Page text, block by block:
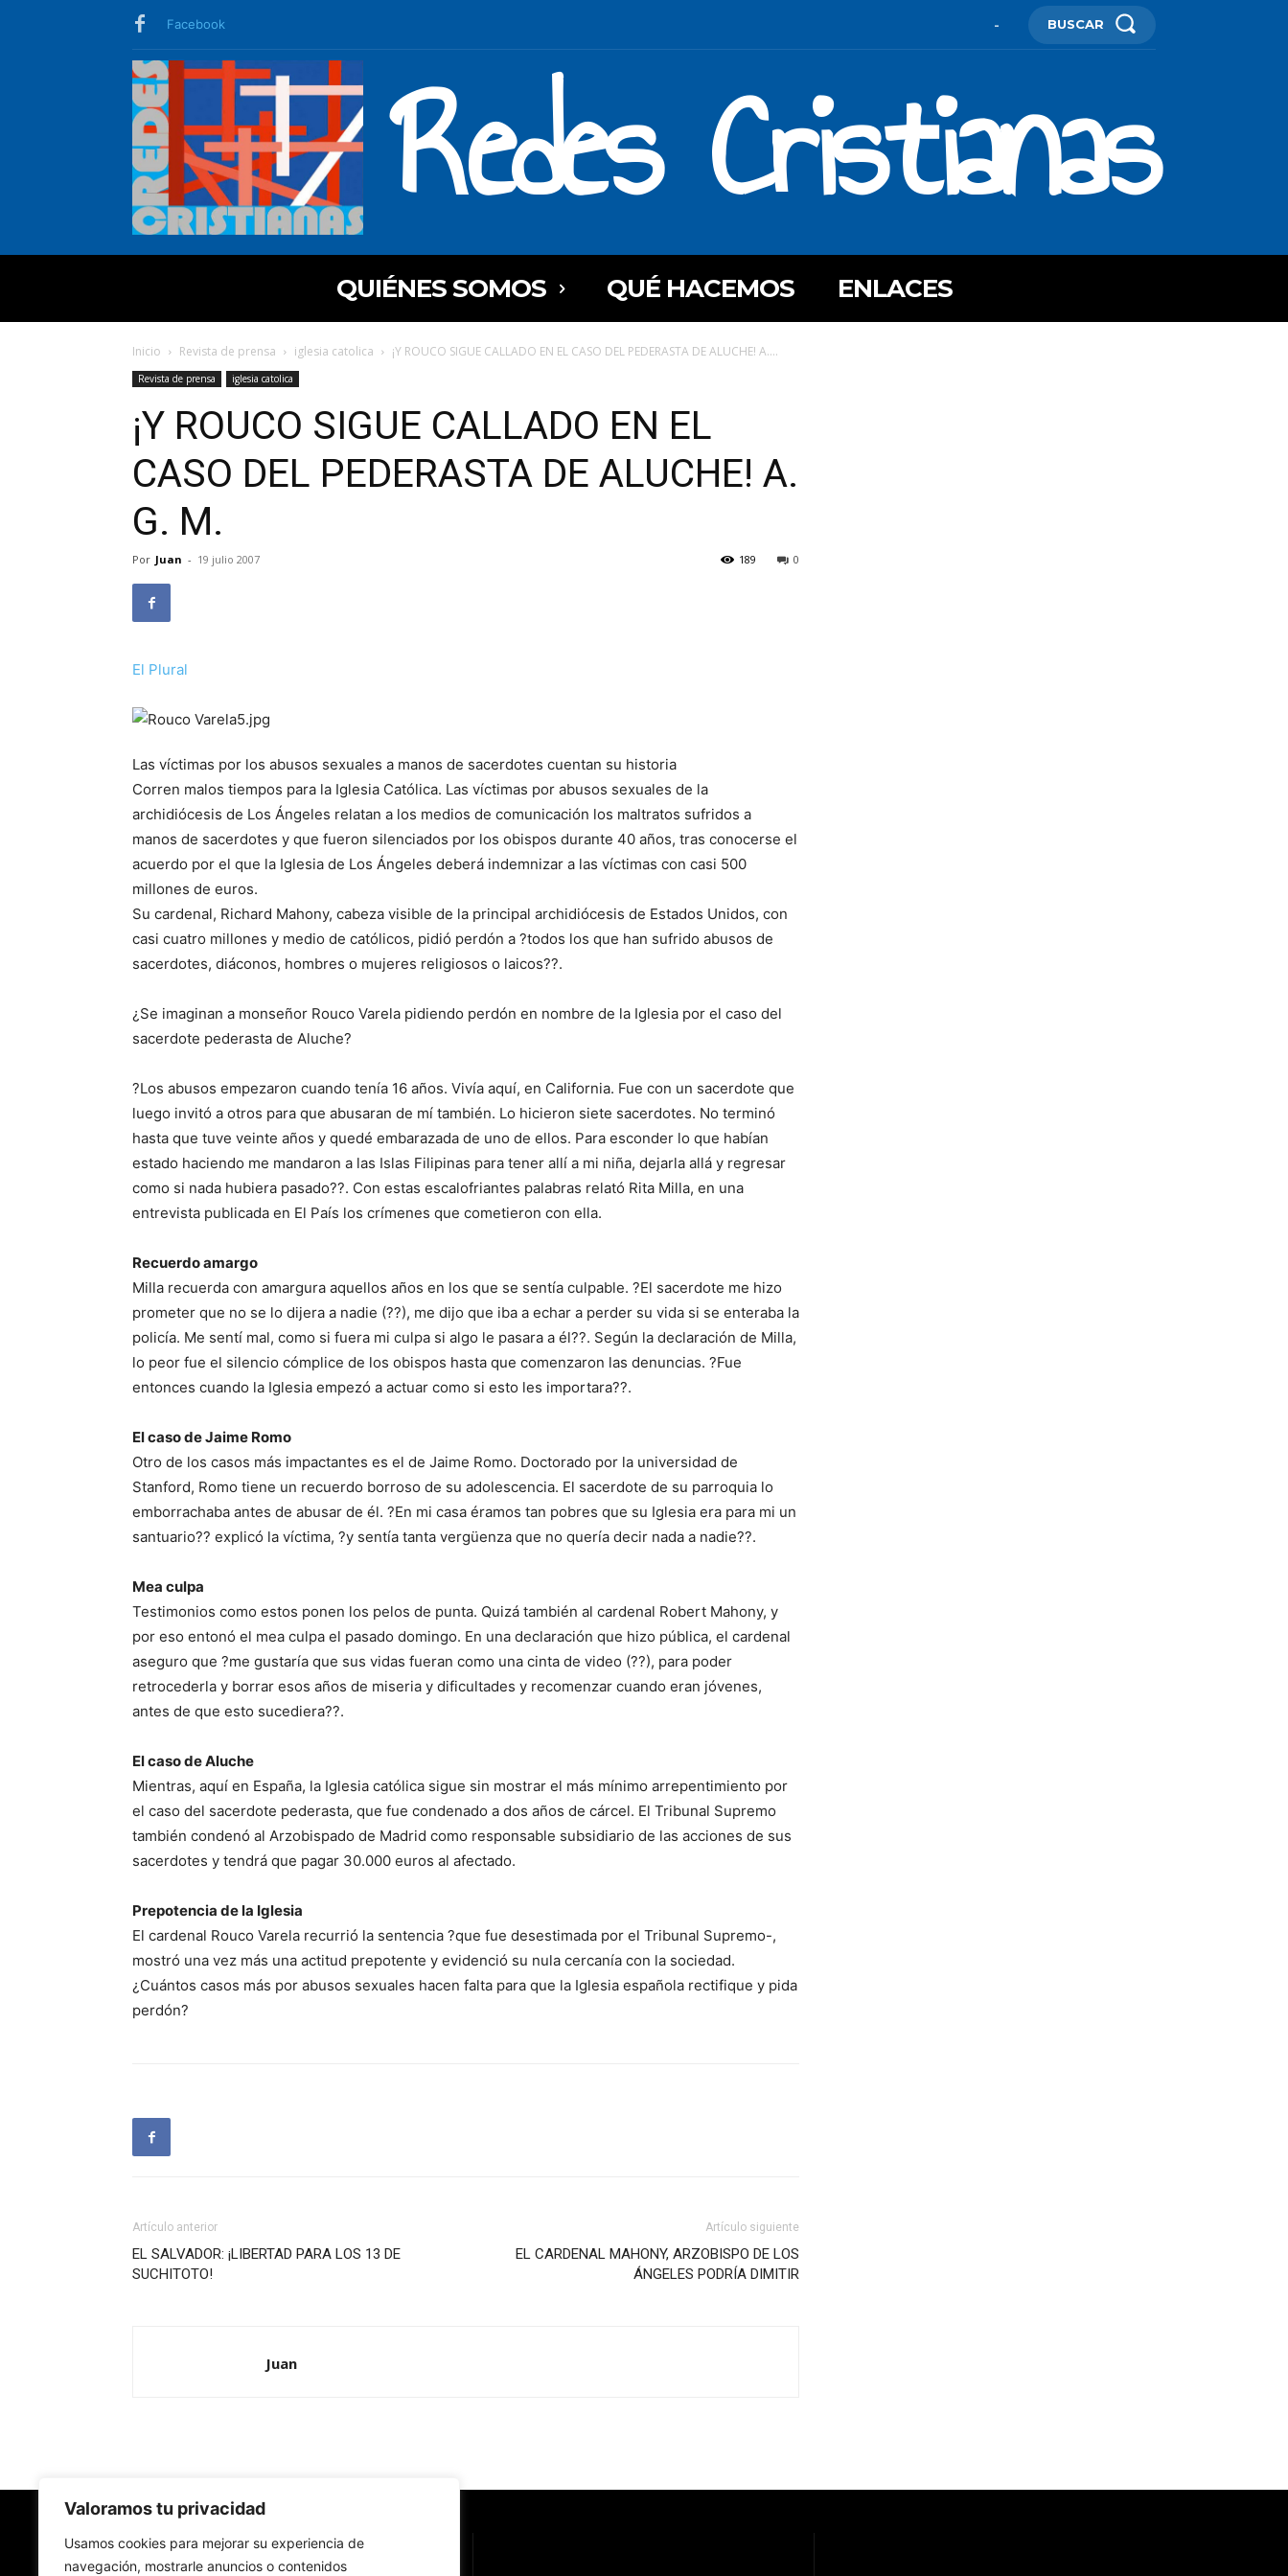
Valoramos tu privacidad
Usamos cookies para mejorar su experiencia de
navegación, mostrarle anuncios o contenidos
Facebook - BUSCAR
Redes Cristianas
QUIÉNES SOMOS QUÉ HACEMOS ENLACES
Inicio Revista de prensa iglesia catolica ¡Y ROUCO SIGUE CALLADO EN EL CASO DEL PEDERASTA DE ALUCHE! A....
Revista de prensa iglesia catolica
¡Y ROUCO SIGUE CALLADO EN EL
CASO DEL PEDERASTA DE ALUCHE! A.
G. M.
Por Juan - 19 julio 2007 0
189
El Plural
Las víctimas por los abusos sexuales a manos de sacerdotes cuentan su historia
Corren malos tiempos para la Iglesia Católica. Las víctimas por abusos sexuales de la
archidiócesis de Los Ángeles relatan a los medios de comunicación los maltratos sufridos a
manos de sacerdotes y que fueron silenciados por los obispos durante 40 años, tras conocerse el
acuerdo por el que la Iglesia de Los Ángeles deberá indemnizar a las víctimas con casi 500
millones de euros.
Su cardenal, Richard Mahony, cabeza visible de la principal archidiócesis de Estados Unidos, con
casi cuatro millones y medio de católicos, pidió perdón a ?todos los que han sufrido abusos de
sacerdotes, diáconos, hombres o mujeres religiosos o laicos??.
¿Se imaginan a monseñor Rouco Varela pidiendo perdón en nombre de la Iglesia por el caso del
sacerdote pederasta de Aluche?
?Los abusos empezaron cuando tenía 16 años. Vivía aquí, en California. Fue con un sacerdote que
luego invitó a otros para que abusaran de mí también. Lo hicieron siete sacerdotes. No terminó
hasta que tuve veinte años y quedé embarazada de uno de ellos. Para esconder lo que habían
estado haciendo me mandaron a las Islas Filipinas para tener allí a mi niña, dejarla allá y regresar
como si nada hubiera pasado??. Con estas escalofriantes palabras relató Rita Milla, en una
entrevista publicada en El País los crímenes que cometieron con ella.
Recuerdo amargo
Milla recuerda con amargura aquellos años en los que se sentía culpable. ?El sacerdote me hizo
prometer que no se lo dijera a nadie (??), me dijo que iba a echar a perder su vida si se enteraba la
policía. Me sentí mal, como si fuera mi culpa si algo le pasara a él??. Según la declaración de Milla,
lo peor fue el silencio cómplice de los obispos hasta que comenzaron las denuncias. ?Fue
entonces cuando la Iglesia empezó a actuar como si esto les importara??.
El caso de Jaime Romo
Otro de los casos más impactantes es el de Jaime Romo. Doctorado por la universidad de
Stanford, Romo tiene un recuerdo borroso de su adolescencia. El sacerdote de su parroquia lo
emborrachaba antes de abusar de él. ?En mi casa éramos tan pobres que su Iglesia era para mi un
santuario?? explicó la víctima, ?y sentía tanta vergüenza que no quería decir nada a nadie??.
Mea culpa
Testimonios como estos ponen los pelos de punta. Quizá también al cardenal Robert Mahony, y
por eso entonó el mea culpa el pasado domingo. En una declaración que hizo pública, el cardenal
aseguro que ?me gustaría que sus vidas fueran como una cinta de video (??), para poder
retrocederla y borrar esos años de miseria y dificultades y recomenzar cuando eran jóvenes,
antes de que esto sucediera??.
El caso de Aluche
Mientras, aquí en España, la Iglesia católica sigue sin mostrar el más mínimo arrepentimiento por
el caso del sacerdote pederasta, que fue condenado a dos años de cárcel. El Tribunal Supremo
también condenó al Arzobispado de Madrid como responsable subsidiario de las acciones de sus
sacerdotes y tendrá que pagar 30.000 euros al afectado.
Prepotencia de la Iglesia
El cardenal Rouco Varela recurrió la sentencia ?que fue desestimada por el Tribunal Supremo-,
mostró una vez más una actitud prepotente y evidenció su nula cercanía con la sociedad.
¿Cuántos casos más por abusos sexuales hacen falta para que la Iglesia española rectifique y pida
perdón?
Artículo anterior
EL SALVADOR: ¡LIBERTAD PARA LOS 13 DE
SUCHITOTO!
Artículo siguiente
EL CARDENAL MAHONY, ARZOBISPO DE LOS
ÁNGELES PODRÍA DIMITIR
Juan
Redes Cristianas